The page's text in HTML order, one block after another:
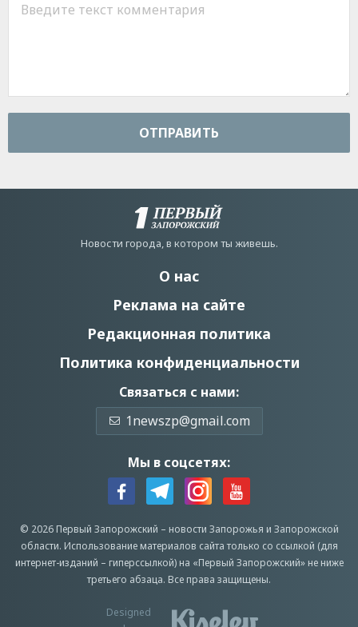
ОТПРАВИТЬ
Новости города, в котором ты живешь.
О нас
Реклама на сайте
Редакционная политика
Политика конфиденциальности
Связаться с нами:
1newszp@gmail.com
Мы в соцсетях:
© 2026 Первый Запорожский – новости Запорожья и Запорожской
области. Использование материалов сайта только со ссылкой (для
интернет-изданий – гиперссылкой) на «Первый Запорожский» не ниже
третьего абзаца. Все права защищены.
Designed